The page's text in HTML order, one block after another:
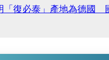
「復必泰」產地為德國